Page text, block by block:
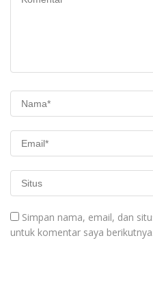
Simpan nama, email, dan
untuk komentar saya berikutnya.